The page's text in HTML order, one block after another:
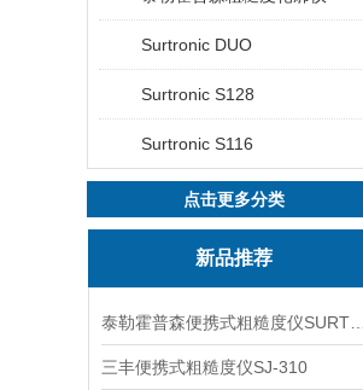
Surtronic DUO
Surtronic S128
Surtronic S116
点击更多分类
新品推荐
三丰便携式粗糙度仪SJ-310